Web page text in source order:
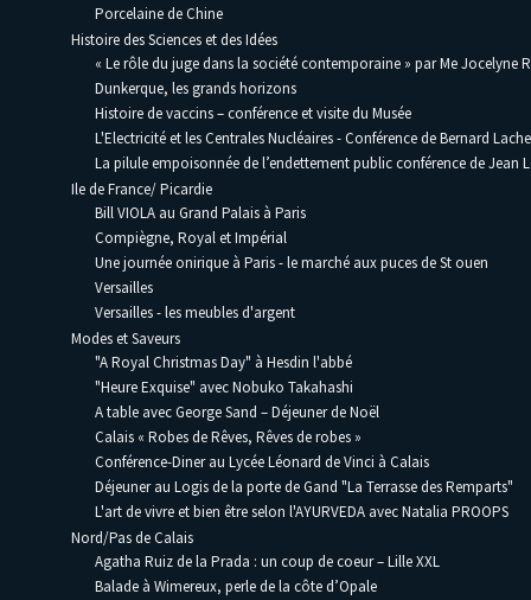
Porcelaine de Chine
Histoire des Sciences et des Idées
« Le rôle du juge dans la société contemporaine » par Me Jocelyne
Dunkerque, les grands horizons
Histoire de vaccins – conférence et visite du Musée
L'Electricité et les Centrales Nucléaires - Conférence de Bernard
La pilule empoisonnée de l’endettement public conférence de Jean
Ile de France/ Picardie
Bill VIOLA au Grand Palais à Paris
Compiègne, Royal et Impérial
Une journée onirique à Paris - le marché aux puces de St ouen
Versailles
Versailles - les meubles d'argent
Modes et Saveurs
"A Royal Christmas Day" à Hesdin l'abbé
"Heure Exquise" avec Nobuko Takahashi
A table avec George Sand – Déjeuner de Noël
Calais « Robes de Rêves, Rêves de robes »
Conférence-Diner au Lycée Léonard de Vinci à Calais
Déjeuner au Logis de la porte de Gand "La Terrasse des Remparts"
L'art de vivre et bien être selon l'AYURVEDA avec Natalia PROOPS
Nord/Pas de Calais
Agatha Ruiz de la Prada : un coup de coeur – Lille XXL
Balade à Wimereux, perle de la côte d’Opale